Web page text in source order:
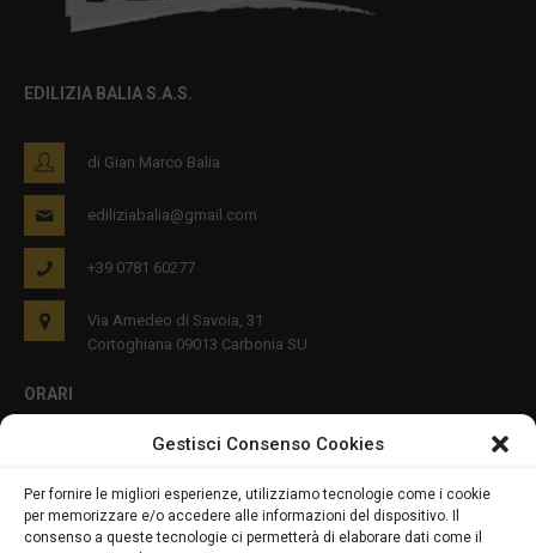
Gestisci Consenso Cookies
Per fornire le migliori esperienze, utilizziamo tecnologie come i cookie
per memorizzare e/o accedere alle informazioni del dispositivo. Il
consenso a queste tecnologie ci permetterà di elaborare dati come il
EDILIZIA BALIA S.A.S.
di Gian Marco Balia
ediliziabalia@gmail.com
+39 0781 60277
Via Amedeo di Savoia, 31
Cortoghiana 09013 Carbonia SU
ORARI
PRIVACY E COOKIES